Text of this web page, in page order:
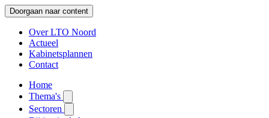
Doorgaan naar content
Over LTO Noord
Actueel
Kabinetsplannen
Contact
Home
Thema's
Sectoren